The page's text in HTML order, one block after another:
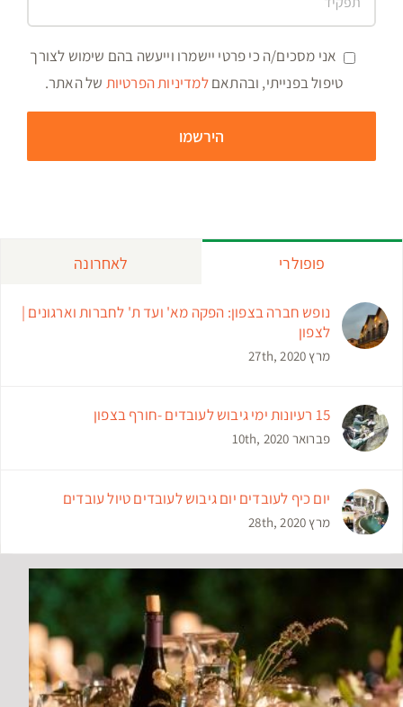
אני מסכים/ה כי פרטי יישמרו וייעשה בהם שימוש לצורך
טיפול בפנייתי, ובהתאםלמדיניות הפרטיות של האתר.
פופולרי לאחרונה
נופש חברה בצפון: הפקה מא' ועד ת' לחברות וארגונים |
לצפון
מרץ 27th, 2020
15 רעיונות ימי גיבוש לעובדים -חורף בצפון
פברואר 10th, 2020
יום כיף לעובדים יום גיבוש לעובדים טיול עובדים
מרץ 28th, 2020